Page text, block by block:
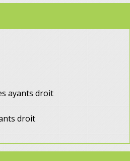
ayants droit
droit